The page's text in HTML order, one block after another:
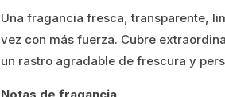
era:
4.56€.
es:
3.65€.
Una fragancia fresca, transparente,
vez con más fuerza. Cubre
un rastro agradable de frescura y
Notas de fragancia